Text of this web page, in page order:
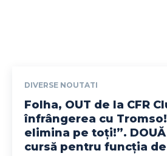
DIVERSE NOUTATI
Folha, OUT de la CFR
înfrângerea cu
elimina pe toți!”.
cursă pentru funcția